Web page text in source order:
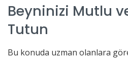
Beyninizi Mutlu
Tutun
Bu konuda uzman olanlara